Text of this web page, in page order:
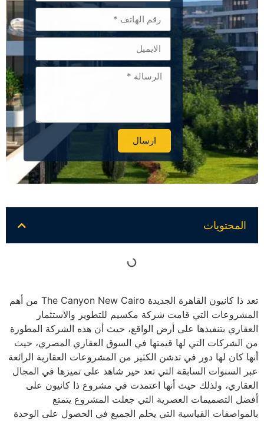
ارسال
Alternative:
المحتويات
تعد ذا كانيون القاهرة الجديدة The Canyon New Cairo من أهم
المشروعات التي قامت شركة مكسيم للتطوير والاستثمار
العقاري بتنفيذها على أرض الواقع، حيث أن هذه الشركة المطورة
من الشركات التي لها قيمتها في السوق العقاري المصري، حيث
أنها كان لها دور في تدشن الكثير من المشروعات العقارية الرائعة
عبر السنوات السابقة التي تعد خير شاهد على تميزها في المجال
العقاري، ولذلك حيث أنها اعتمدت في مشروع ذا كانيون على
أفضل التصميمات العصرية التي جعلت المشروع يتمتع
بالمواصفات القياسية التي يحلم الجميع في الحصول على الوحدة